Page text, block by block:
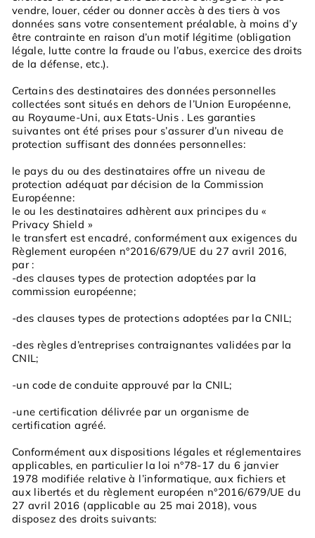
vendre, louer, céder ou donner accès à des tiers à vos
données sans votre consentement préalable, à moins d’y
être contrainte en raison d’un motif légitime (obligation
légale, lutte contre la fraude ou l’abus, exercice des droits
de la défense, etc.).
Certains des destinataires des données personnelles
collectées sont situés en dehors de l’Union Européenne,
au Royaume-Uni, aux Etats-Unis . Les garanties
suivantes ont été prises pour s’assurer d’un niveau de
protection suffisant des données personnelles:
le pays du ou des destinataires offre un niveau de
protection adéquat par décision de la Commission
Européenne:
le ou les destinataires adhèrent aux principes du «
Privacy Shield »
le transfert est encadré, conformément aux exigences du
Règlement européen n°2016/679/UE du 27 avril 2016,
par :
-des clauses types de protection adoptées par la
commission européenne;
-des clauses types de protections adoptées par la CNIL;
-des règles d’entreprises contraignantes validées par la
CNIL;
-un code de conduite approuvé par la CNIL;
-une certification délivrée par un organisme de
certification agréé.
Conformément aux dispositions légales et réglementaires
applicables, en particulier la loi n°78-17 du 6 janvier
1978 modifiée relative à l’informatique, aux fichiers et
aux libertés et du règlement européen n°2016/679/UE du
27 avril 2016 (applicable au 25 mai 2018), vous
disposez des droits suivants: